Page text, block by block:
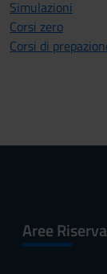
Simulazioni
Corsi zero
Corsi di
Aree